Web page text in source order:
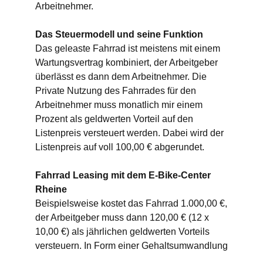
Arbeitnehmer.
Das Steuermodell und seine Funktion
Das geleaste Fahrrad ist meistens mit einem
Wartungsvertrag kombiniert, der Arbeitgeber
überlässt es dann dem Arbeitnehmer. Die
Private Nutzung des Fahrrades für den
Arbeitnehmer muss monatlich mir einem
Prozent als geldwerten Vorteil auf den
Listenpreis versteuert werden. Dabei wird der
Listenpreis auf voll 100,00 € abgerundet.
Fahrrad Leasing mit dem E-Bike-Center
Rheine
Beispielsweise kostet das Fahrrad 1.000,00 €,
der Arbeitgeber muss dann 120,00 € (12 x
10,00 €) als jährlichen geldwerten Vorteils
versteuern. In Form einer Gehaltsumwandlung